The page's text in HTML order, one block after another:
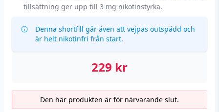
tillsättning ger upp till 3 mg nikotinstyrka.
Denna shortfill går även att vejpas outspädd och
är helt nikotinfri från start.
229 kr
Den här produkten är för närvarande slut.